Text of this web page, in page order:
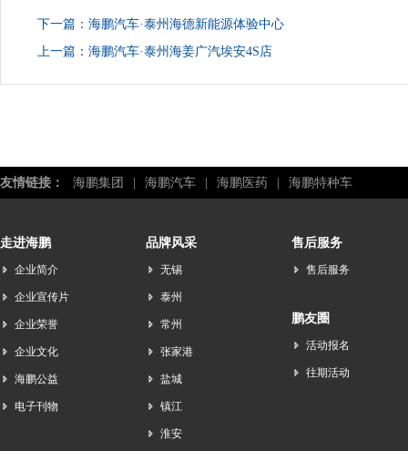
下一篇： 海鹏汽车·泰州海德新能源体验中心
上一篇： 海鹏汽车·泰州海姜广汽埃安4S店
友情链接： 海鹏集团 海鹏汽车 海鹏医药 海鹏特种车
走进海鹏
企业简介
企业宣传片
企业荣誉
企业文化
海鹏公益
电子刊物
品牌风采
无锡
泰州
常州
张家港
盐城
镇江
淮安
售后服务
售后服务
鹏友圈
活动报名
往期活动